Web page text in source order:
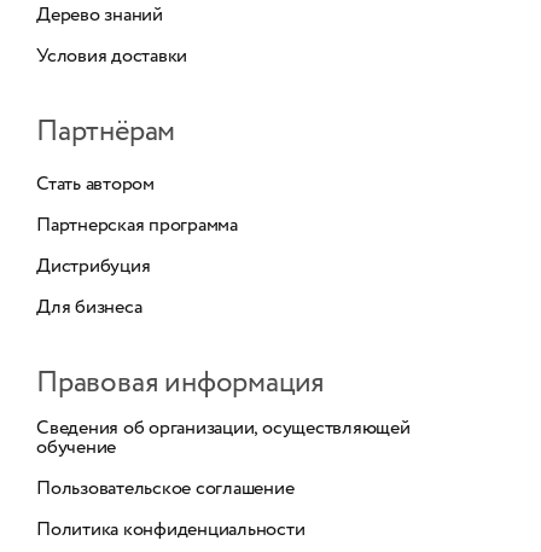
Дерево знаний
Условия доставки
Партнёрам
Стать автором
Партнерская программа
Дистрибуция
Для бизнеса
Правовая информация
Сведения об организации, осуществляющей
обучение
Пользовательское соглашение
Политика конфиденциальности